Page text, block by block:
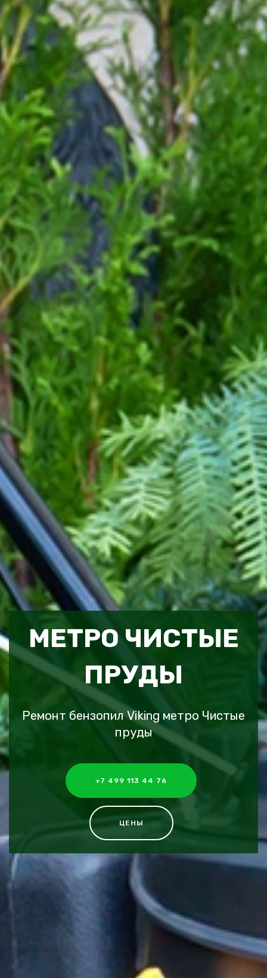
МЕТРО ЧИСТЫЕ
ПРУДЫ
Ремонт бензопил Viking метро Чистые
пруды
+7 499 113 44 76
ЦЕНЫ